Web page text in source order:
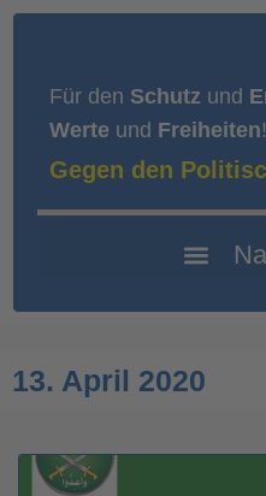
Für den Schutz und
Werte und Freiheiten!
Gegen den
13. April 2020